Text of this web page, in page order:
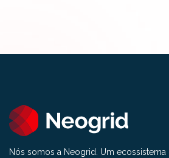
Nós somos a Neogrid. Um